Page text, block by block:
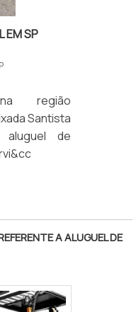
EM SP
região
Santista
de
A ALUGUEL DE